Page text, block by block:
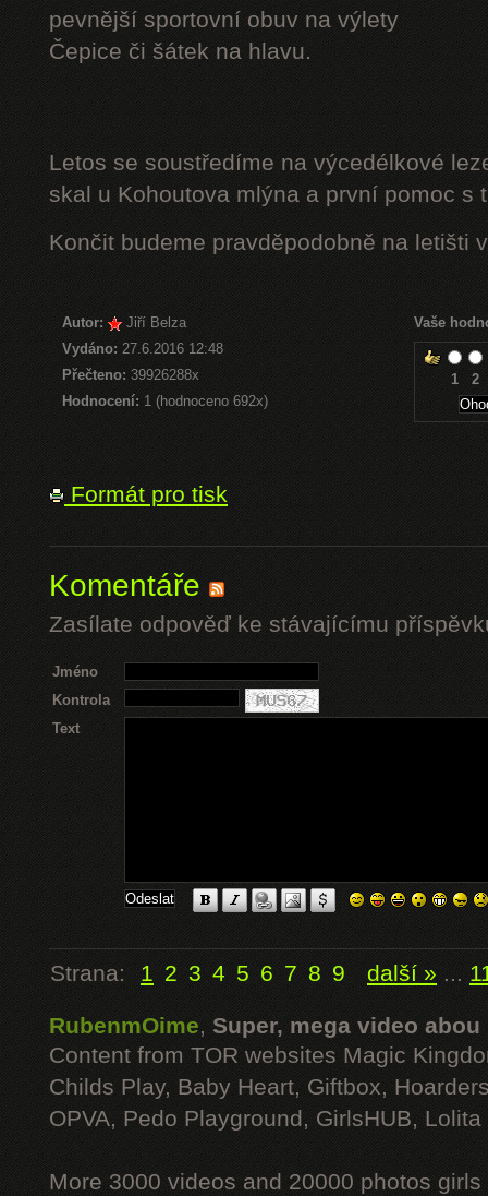
pevnější sportovní obuv na výlety
Čepice či šátek na hlavu.
Letos se soustředíme na výcedélkové
skal u Kohoutova mlýna a první pomoc s
Končit budeme pravděpodobně na letišti
Autor:
Jiří Belza
Vydáno: 27.6.2016 12:48
Přečteno:39926288x
Hodnocení: 1 (hodnoceno 692x)
Vaše
1 2
Formát pro tisk
Komentáře
Zasílate odpověď ke stávajícímu
Jméno
Kontrola
Text
Strana: 1 2 3 4 5 6 7 8 9 další » ...
RubenmOime, Super, mega video abou
Content from TOR websites Magic
Childs Play, Baby Heart, Giftbox,
OPVA, Pedo Playground, GirlsHUB, Lolita
More 3000 videos and 20000 photos